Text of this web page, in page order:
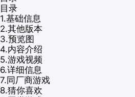
目录
1.基础信息
2.其他版本
3.预览图
4.内容介绍
5.游戏视频
6.详细信息
7.同厂商游戏
8.猜你喜欢